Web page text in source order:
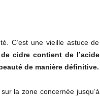
C’est une vieille astuce de
cidre contient de l’acide
de manière définitive.
la zone concernée jusqu’à